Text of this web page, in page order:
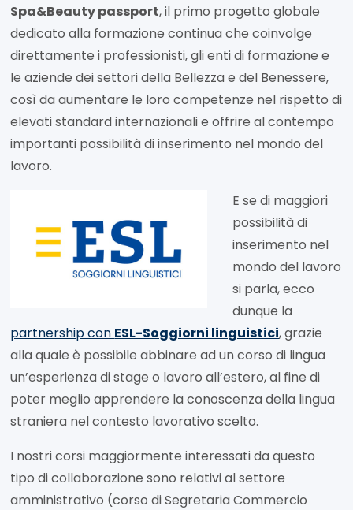
Spa&Beauty passport, il primo progetto globale
dedicato alla formazione continua che coinvolge
direttamente i professionisti, gli enti di formazione e
le aziende dei settori della Bellezza e del Benessere,
così da aumentare le loro competenze nel rispetto di
elevati standard internazionali e offrire al contempo
importanti possibilità di inserimento nel mondo del
lavoro.
E se di maggiori
possibilità di
inserimento nel
mondo del lavoro
si parla, ecco
dunque la
partnership con ESL-Soggiorni linguistici, grazie
alla quale è possibile abbinare ad un corso di lingua
un’esperienza di stage o lavoro all’estero, al fine di
poter meglio apprendere la conoscenza della lingua
straniera nel contesto lavorativo scelto.
I nostri corsi maggiormente interessati da questo
tipo di collaborazione sono relativi al settore
amministrativo (corso di Segretaria Commercio